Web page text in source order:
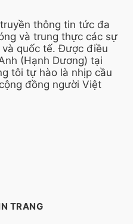
thông tin tức đa
và trung thực các sự
và quốc tế. Được điều
(Hạnh Dương) tại
tôi tự hào là nhịp cầu
đồng người Việt
TRANG